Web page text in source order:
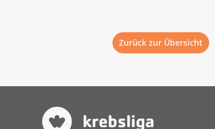
Zurück zur Übersicht